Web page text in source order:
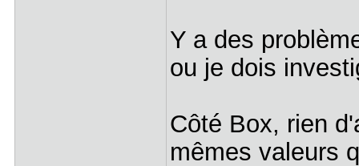
Y a des
ou je dois
Côté Box, rien
mêmes valeurs